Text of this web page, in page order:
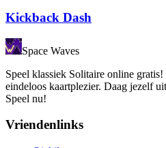
Kickback Dash
Space Waves
Speel klassiek Solitaire online
eindeloos kaartplezier. Daag jezelf
Speel nu!
Vriendenlinks